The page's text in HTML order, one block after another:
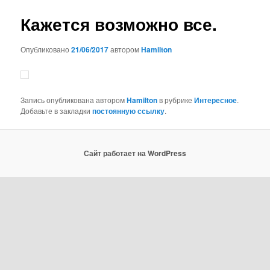
Кажется возможно все.
Опубликовано21/06/2017авторомHamilton
Запись опубликована авторомHamiltonв рубрикеИнтересное.
Добавьте в закладкипостоянную ссылку.
Сайт работает на WordPress